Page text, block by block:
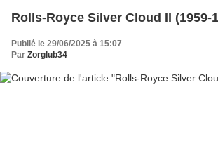
Rolls-Royce Silver Cloud II (1959-
Publié le 29/06/2025 à 15:07
Par Zorglub34